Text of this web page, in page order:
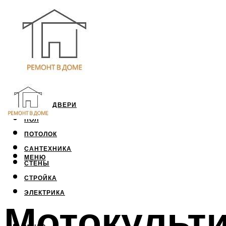
ОКНА И ДВЕРИ
ПОЛ
ПОТОЛОК
САНТЕХНИКА
СТЕНЫ
СТРОЙКА
ЭЛЕКТРИКА
МЕНЮ